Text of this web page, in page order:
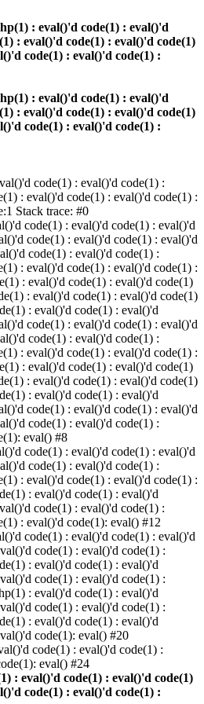
: eval()'d code(1) : eval()'d
: eval()'d code(1) : eval()'d code(1)
code(1) : eval()'d code(1) :
: eval()'d code(1) : eval()'d
: eval()'d code(1) : eval()'d code(1)
code(1) : eval()'d code(1) :
code(1) : eval()'d code(1) :
: eval()'d code(1) : eval()'d code(1) :
Stack trace: #0
code(1) : eval()'d code(1) : eval()'d
code(1) : eval()'d code(1) : eval()'d
code(1) : eval()'d code(1) :
: eval()'d code(1) : eval()'d code(1) :
: eval()'d code(1) : eval()'d code(1)
: eval()'d code(1) : eval()'d code(1)
: eval()'d code(1) : eval()'d
code(1) : eval()'d code(1) : eval()'d
code(1) : eval()'d code(1) :
: eval()'d code(1) : eval()'d code(1) :
: eval()'d code(1) : eval()'d code(1)
: eval()'d code(1) : eval()'d code(1)
: eval()'d code(1) : eval()'d
code(1) : eval()'d code(1) : eval()'d
code(1) : eval()'d code(1) :
eval() #8
code(1) : eval()'d code(1) : eval()'d
code(1) : eval()'d code(1) :
: eval()'d code(1) : eval()'d code(1) :
: eval()'d code(1) : eval()'d
code(1) : eval()'d code(1) :
: eval()'d code(1): eval() #12
code(1) : eval()'d code(1) : eval()'d
code(1) : eval()'d code(1) :
: eval()'d code(1) : eval()'d
code(1) : eval()'d code(1) :
: eval()'d code(1) : eval()'d
code(1) : eval()'d code(1) :
: eval()'d code(1) : eval()'d
code(1): eval() #20
code(1) : eval()'d code(1) :
eval() #24
: eval()'d code(1) : eval()'d code(1)
code(1) : eval()'d code(1) :